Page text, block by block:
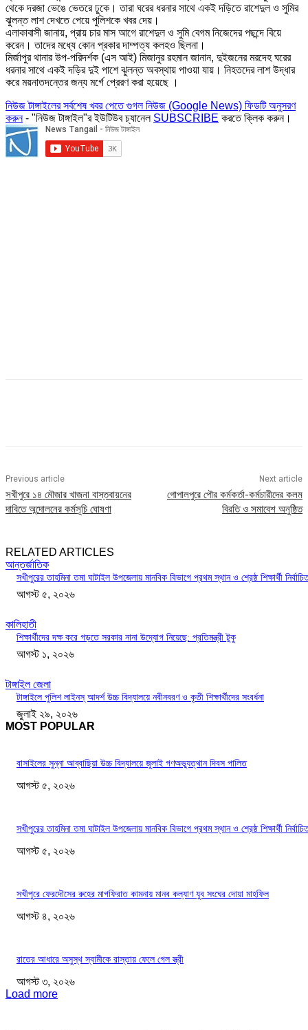
থেকে দরজা ভেঙে ভেতরে ঢুকে। তারা ঘরের ধরনার সাথে একই দড়িতে রাশেদুল ও সুমির
ঝুলন্ত লাশ দেখতে পেয়ে পুলিশকে খবর দেয়।
এলাকাবাসী জানায়, প্রায় চার মাস আগে রাশেদুল ও সুমি বেগম নিজেদের পছন্দে বিয়ে
করেন। তাদের মধ্যে কোন প্রকার দাম্পত্য কলহও ছিলনা।
মির্জাপুর থানার উপ-পরিদর্শক (এস আই) মিজানুর রহমান জানান, দুইজনের মরদেহ ঘরের
ধরনার সাথে একই দড়ির দুই পাশে ঝুলন্ত অবস্থায় পাওয়া যায়। নিহতদের লাশ উদ্ধার
করে ময়নাতদন্তের জন্য মর্গে প্রেরণ করা হয়েছে ।
নিউজ টাঙ্গাইলের সর্বশেষ খবর পেতে গুগল নিউজ (Google News) ফিডটি অনুসরণ
করুন- "নিউজ টাঙ্গাইল"র ইউটিউব চ্যানেল SUBSCRIBE করতে ক্লিক করুন।
Previous article
সখীপুরে ১৪ মৌজার খাজনা বাস্তবায়নের
দাবিতে অন্দোলনের কর্মসূচি ঘোষণা
Next article
গোপালপুরে পৌর কর্মকর্তা-কর্মচারীদের কলম
বিরতি ও সমাবেশ অনুষ্ঠিত
RELATED ARTICLES
আন্তর্জাতিক
সখীপুরের তাহমিনা তমা ঘাটাইল উপজেলায় মানবিক বিভাগে প্রথম স্থান ও শ্রেষ্ঠ শিক্ষার্থী
আগস্ট ৫, ২০২৬
কালিহাতী
শিক্ষার্থীদের দক্ষ করে গড়তে সরকার নানা উদ্যোগ নিয়েছে: প্রতিমন্ত্রী টুকু
আগস্ট ১, ২০২৬
টাঙ্গাইল জেলা
টাঙ্গাইলে পুলিশ লাইনস্ আদর্শ উচ্চ বিদ্যালয়ে নবীনবরণ ও কৃতী শিক্ষার্থীদের সংবর্ধনা
জুলাই ২৯, ২০২৬
MOST POPULAR
বাসাইলের সুন্না আব্বাছিয়া উচ্চ বিদ্যালয়ে জুলাই গণঅভ্যুত্থান দিবস পালিত
আগস্ট ৫, ২০২৬
সখীপুরের তাহমিনা তমা ঘাটাইল উপজেলায় মানবিক বিভাগে প্রথম স্থান ও শ্রেষ্ঠ শিক্ষার্থী
আগস্ট ৫, ২০২৬
সখীপুরে ফেরদৌসের রুহের মাগফিরাত কামনায় মানব কল্যাণ যুব সংঘের দোয়া মাহফিল
আগস্ট ৪, ২০২৬
রাতের আধারে অসুস্থ স্বামীকে রাস্তায় ফেলে গেল স্ত্রী
আগস্ট ৩, ২০২৬
Load more